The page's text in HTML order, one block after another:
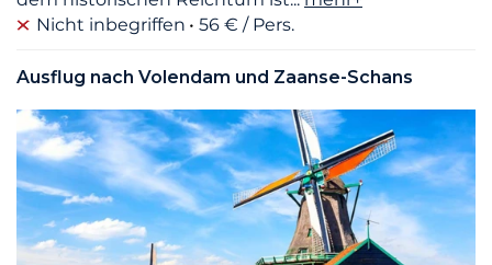
Nicht inbegriffen
56 € / Pers.
Ausflug nach Volendam und Zaanse-Schans